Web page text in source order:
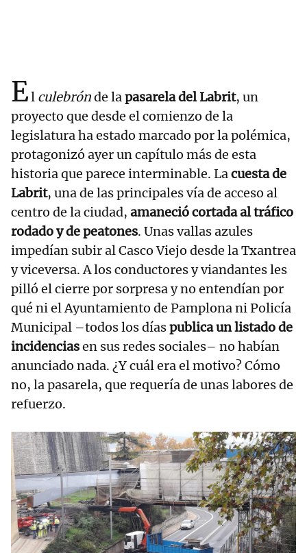
El culebrónde lapasarela del Labrit, un
proyecto que desde el comienzo de la
legislatura ha estado marcado por la polémica,
protagonizó ayer un capítulo más de esta
historia que parece interminable. Lacuesta de
Labrit, una de las principales vía de acceso al
centro de la ciudad, amaneció cortada al tráfico
rodado y de peatones. Unas vallas azules
impedían subir al Casco Viejo desde la Txantrea
y viceversa. A los conductores y viandantes les
pilló el cierre por sorpresa y no entendían por
qué ni el Ayuntamiento de Pamplona ni Policía
Municipal –todos los díaspublica un listado de
incidenciasen sus redes sociales– no habían
anunciado nada. ¿Y cuál era el motivo? Cómo
no, la pasarela, que requería de unas labores de
refuerzo.